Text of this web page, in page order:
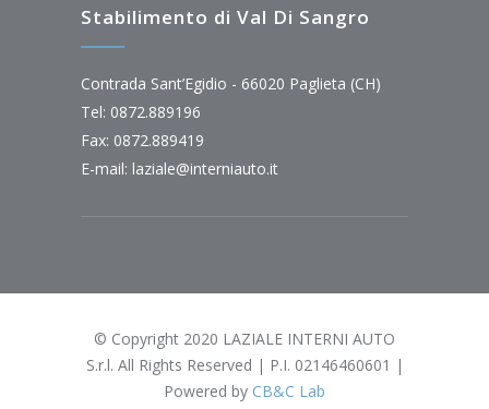
Stabilimento di Val Di Sangro
Contrada Sant’Egidio - 66020 Paglieta (CH)
Tel: 0872.889196
Fax: 0872.889419
E-mail: laziale@interniauto.it
© Copyright 2020 LAZIALE INTERNI AUTO
S.r.l. All Rights Reserved | P.I. 02146460601 |
Powered by CB&C Lab